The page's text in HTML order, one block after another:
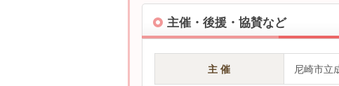
主催・後援・協賛など
主 催 尼崎市立